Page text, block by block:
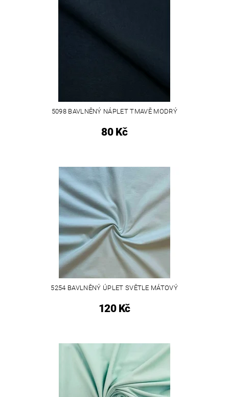
5098 BAVLNĚNÝ NÁPLET TMAVĚ MODRÝ
80 Kč
5254 BAVLNĚNÝ ÚPLET SVĚTLE MÁTOVÝ
120 Kč